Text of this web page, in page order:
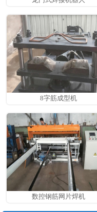
8字筋成型机
数控钢筋网片焊机